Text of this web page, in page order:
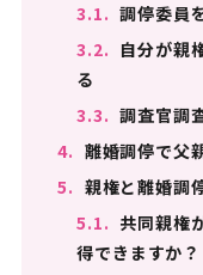
3.1. 調停委員
3.2. 自分が親
る
3.3. 調査官調
4. 離婚調停で父
5. 親権と離婚調
5.1. 共同親権
得できますか？